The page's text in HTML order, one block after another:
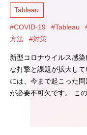
Tableau
#COVID-19 #Tableau
方法
#対策
新型コロナウイルス感
な打撃と課題が拡大し
には、今まで起こった
が必要不可欠です。 こ